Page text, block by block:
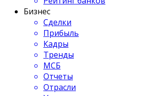
Бизнес
Сделки
Прибыль
Кадры
Тренды
МСБ
Отчеты
Отрасли